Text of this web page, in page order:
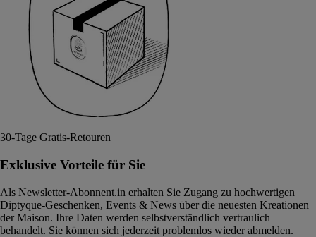
30-Tage Gratis-Retouren
Exklusive Vorteile für Sie
Als Newsletter-Abonnent.in erhalten Sie Zugang zu hochwertigen
Diptyque-Geschenken, Events & News über die neuesten Kreationen
der Maison. Ihre Daten werden selbstverständlich vertraulich
behandelt. Sie können sich jederzeit problemlos wieder abmelden.